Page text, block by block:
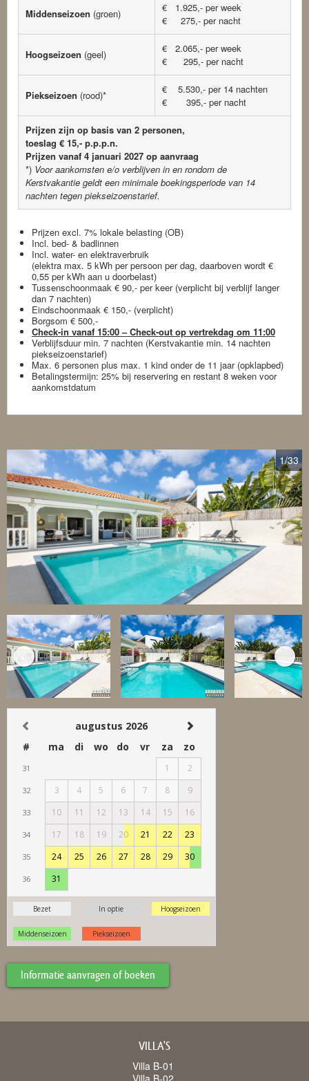
Middenseizoen (groen)
€ 1.925,- per week
€ 275,- per nacht
Hoogseizoen (geel)
€ 2.065,- per week
€ 295,- per nacht
Piekseizoen (rood)*
€ 5.530,- per 14 nachten
€ 395,- per nacht
Prijzen zijn op basis van 2 personen,
toeslag € 15,- p.p.p.n.
Prijzen vanaf 4 januari 2027 op aanvraag
*) Voor aankomsten e/o verblijven in en rondom de
Kerstvakantie geldt een minimale boekingsperiode van 14
nachten tegen piekseizoenstarief.
Prijzen excl. 7% lokale belasting (OB)
Incl. bed- & badlinnen
Incl. water- en elektraverbruik
(elektra max. 5 kWh per persoon per dag, daarboven wordt €
0,55 per kWh aan u doorbelast)
Tussenschoonmaak € 90,- per keer (verplicht bij verblijf langer
dan 7 nachten)
Eindschoonmaak € 150,- (verplicht)
Borgsom € 500,-
Check-in vanaf 15:00 – Check-out op vertrekdag om 11:00
Verblijfsduur min. 7 nachten (Kerstvakantie min. 14 nachten
piekseizoenstarief)
Max. 6 personen plus max. 1 kind onder de 11 jaar (opklapbed)
Betalingstermijn: 25% bij reservering en restant 8 weken voor
aankomstdatum
1/33
Informatie aanvragen of boeken
VILLA'S
Villa B-01